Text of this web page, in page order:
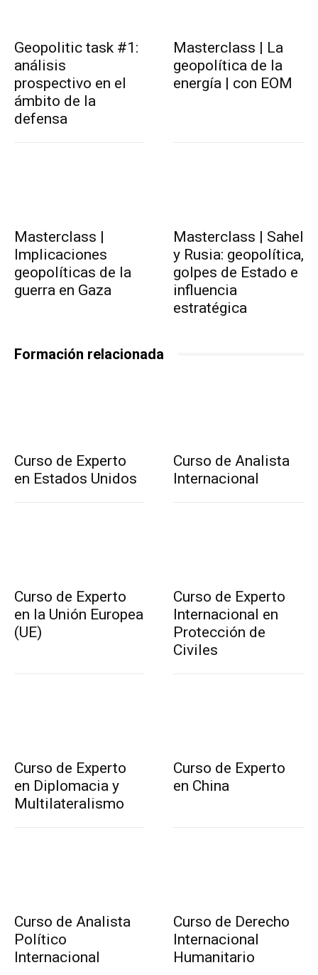
Geopolitic task #1:
análisis
prospectivo en el
ámbito de la
defensa
Masterclass | La
geopolítica de la
energía | con EOM
Masterclass |
Implicaciones
geopolíticas de la
guerra en Gaza
Masterclass | Sahel
y Rusia: geopolítica,
golpes de Estado e
influencia
estratégica
Formación relacionada
Curso de Experto
en Estados Unidos
Curso de Analista
Internacional
Curso de Experto
en la Unión Europea
(UE)
Curso de Experto
Internacional en
Protección de
Civiles
Curso de Experto
en Diplomacia y
Multilateralismo
Curso de Experto
en China
Curso de Analista
Político
Internacional
Curso de Derecho
Internacional
Humanitario